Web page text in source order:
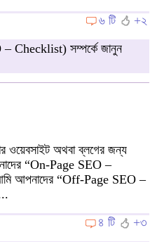
৬ টি
+২
সম্পর্কে জানুন
অথবা ব্লগের জন্য
“On-Page SEO –
আপনাদের “Off-Page SEO –
৪ টি
+৩